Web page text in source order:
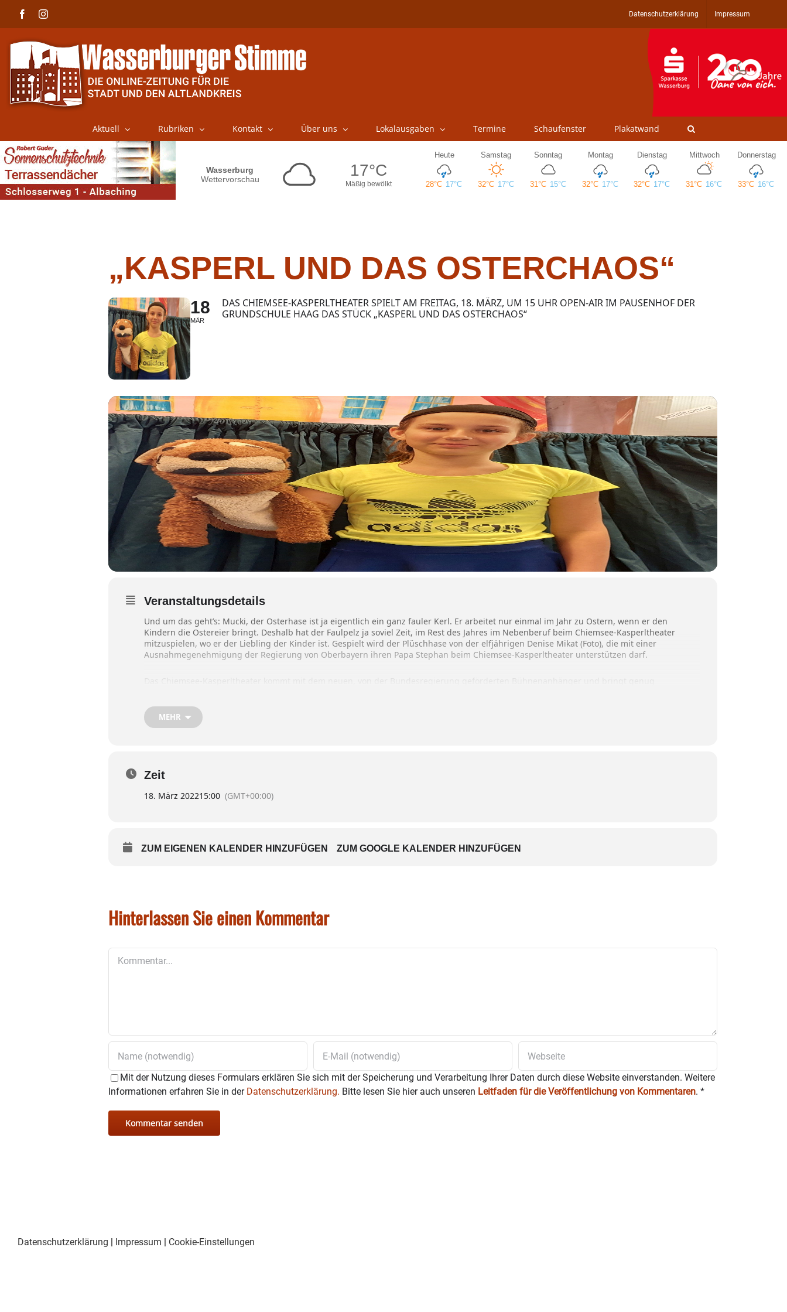
FacebookInstagram Datenschutzerklärung Impressum
Aktuell Rubriken Kontakt Über uns Lokalausgaben Termine Schaufenster Plakatwand
„KASPERL UND DAS OSTERCHAOS“
18
MÄR
DAS CHIEMSEE-KASPERLTHEATER SPIELT AM FREITAG, 18. MÄRZ, UM 15 UHR OPEN-AIR IM PAUSENHOF DER
GRUNDSCHULE HAAG DAS STÜCK „KASPERL UND DAS OSTERCHAOS“
Veranstaltungsdetails
Und um das geht’s: Mucki, der Osterhase ist ja eigentlich ein ganz fauler Kerl. Er arbeitet nur einmal im Jahr zu Ostern, wenn er den
Kindern die Ostereier bringt. Deshalb hat der Faulpelz ja soviel Zeit, im Rest des Jahres im Nebenberuf beim Chiemsee-Kasperltheater
mitzuspielen, wo er der Liebling der Kinder ist. Gespielt wird der Plüschhase von der elfjährigen Denise Mikat (Foto), die mit einer
Ausnahmegenehmigung der Regierung von Oberbayern ihren Papa Stephan beim Chiemsee-Kasperltheater unterstützen darf.
Tickets zum Preis von sieben Euro pro Person gibt es im Vorverkauf unter www.chiemsee-kasperl.de beziehungsweise an der
MEHR
Zeit
18. März 202215:00 (GMT+00:00)
ZUM EIGENEN KALENDER HINZUFÜGEN ZUM GOOGLE KALENDER HINZUFÜGEN
Hinterlassen Sie einen Kommentar
Mit der Nutzung dieses Formulars erklären Sie sich mit der Speicherung und Verarbeitung Ihrer Daten durch diese Website einverstanden. Weitere
Informationen erfahren Sie in der Datenschutzerklärung. Bitte lesen Sie hier auch unseren Leitfaden für die Veröffentlichung von Kommentaren. *
Datenschutzerklärung | Impressum | Cookie-Einstellungen